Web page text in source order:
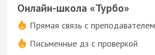
Онлайн-школа «Турбо»
Прямая связь с преподавателем
Письменные дз с проверкой